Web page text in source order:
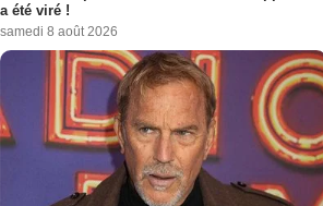
a été viré !
samedi 8 août 2026